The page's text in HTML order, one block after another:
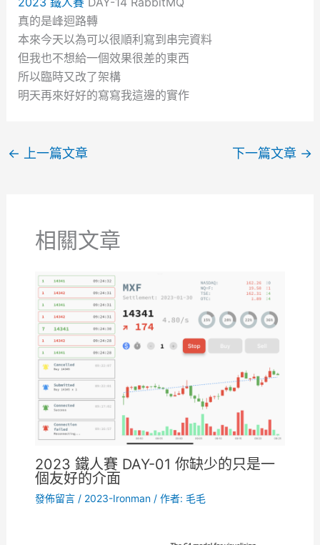
真的是峰迴路轉
本來今天以為可以很順利寫到串完資料
但我也不想給一個效果很差的東西
所以臨時又改了架構
明天再來好好的寫寫我這邊的實作
← 上一篇文章 下一篇文章 →
相關文章
2023 鐵人賽 DAY-01 你缺少的只是一
個友好的介面
發佈留言 / 2023-Ironman/ 作者: 毛毛